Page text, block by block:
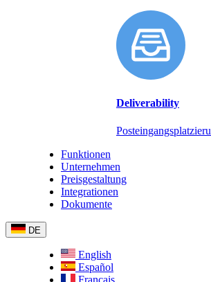
Deliverability
Funktionen
Unternehmen
Preisgestaltung
Integrationen
Dokumente
DE
English
Español
Français